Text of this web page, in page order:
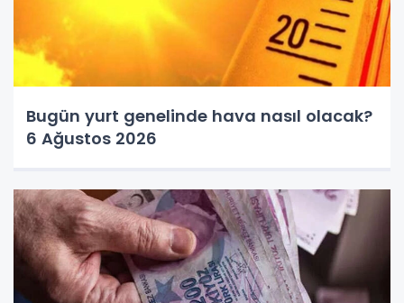
Bugün yurt genelinde hava nasıl olacak?
6 Ağustos 2026